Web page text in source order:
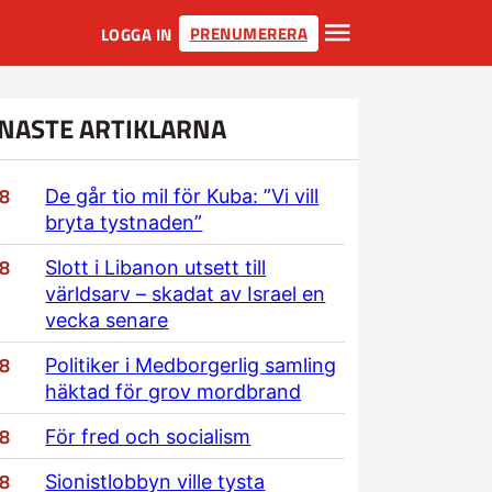
LOGGA IN PRENUMERERA
ARTIKLARNA
De går tio mil för Kuba: ”Vi vill
bryta tystnaden”
Slott i Libanon utsett till
världsarv – skadat av Israel en
vecka senare
Politiker i Medborgerlig samling
häktad för grov mordbrand
För fred och socialism
Sionistlobbyn ville tysta